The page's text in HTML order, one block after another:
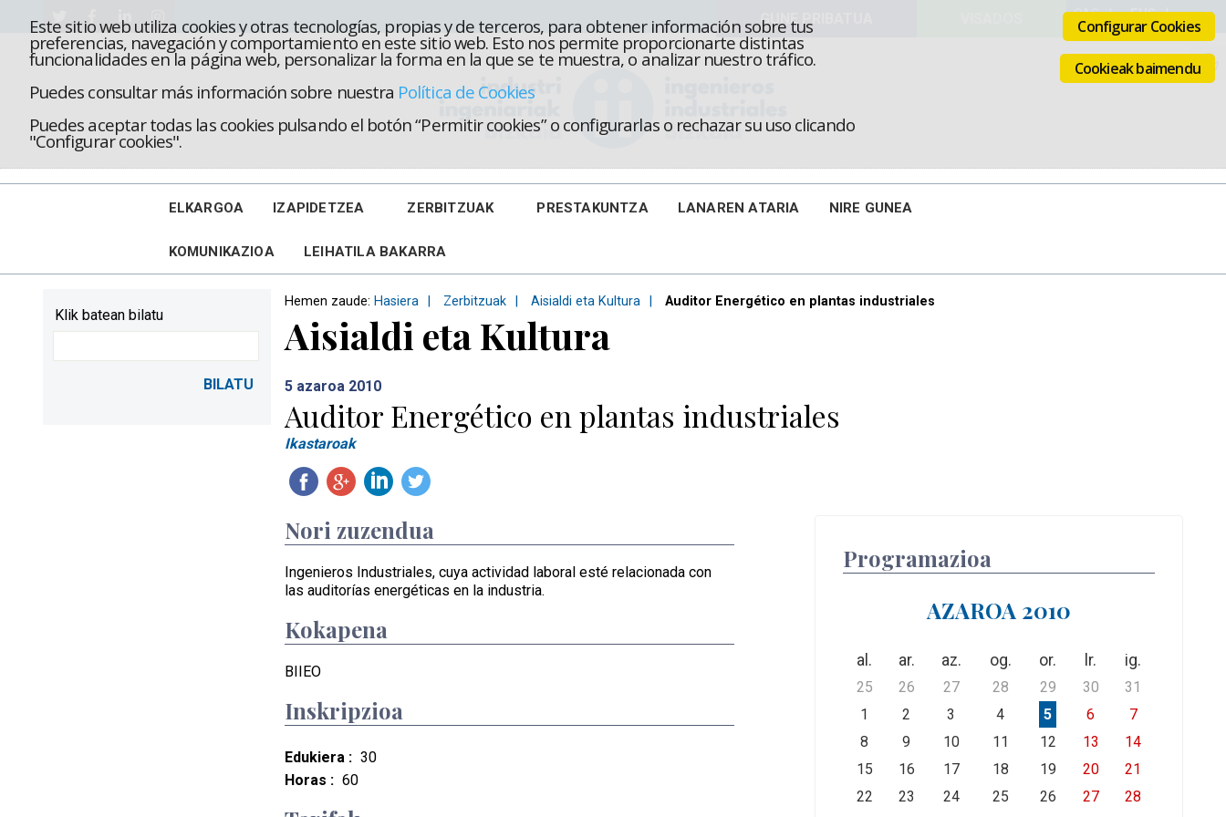
Este sitio web utiliza cookies y otras tecnologías, propias y de terceros, para obtener información sobre tus
preferencias, navegación y comportamiento en este sitio web. Esto nos permite proporcionarte distintas
funcionalidades en la página web, personalizar la forma en la que se te muestra, o analizar nuestro tráfico.
Puedes consultar más información sobre nuestra Política de Cookies
Puedes aceptar todas las cookies pulsando el botón “Permitir cookies” o configurarlas o rechazar su uso clicando
"Configurar cookies".
Configurar Cookies
Cookieak baimendu
ELKARGOA IZAPIDETZEA ZERBITZUAK PRESTAKUNTZA LANAREN ATARIA NIRE GUNEA
KOMUNIKAZIOA LEIHATILA BAKARRA
Hemen zaude: Hasiera Zerbitzuak Aisialdi eta Kultura Auditor Energético en plantas industriales
Aisialdi eta Kultura
5 azaroa 2010
Auditor Energético en plantas industriales
Ikastaroak
Nori zuzendua
Ingenieros Industriales, cuya actividad laboral esté relacionada con
las auditorías energéticas en la industria.
Kokapena
BIIEO
Programazioa
AZAROA 2010
al. ar. az. og. or. lr. ig.
25 26 27 28 29 30
31
1
2 3 4 5 6
7
8
9 10 11 12 13
14
15
16 17 18 19 20
21
22
23 24 25 26 27
28
Inskripzioa
Edukiera : 30
Horas : 60
Klik batean bilatu